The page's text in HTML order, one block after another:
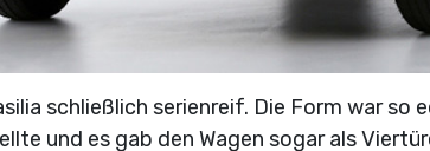
schließlich serienreif. Die Form war so
und es gab den Wagen sogar als